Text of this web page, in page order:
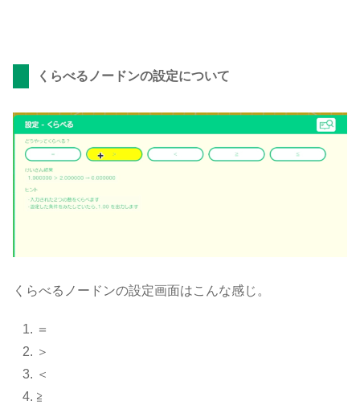
くらべるノードンの設定について
くらべるノードンの設定画面はこんな感じ。
＝
＞
＜
≧